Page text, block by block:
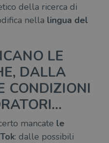
della ricerca di
nella lingua del
LE
DALLA
CONDIZIONI
mancate le
: dalle possibili